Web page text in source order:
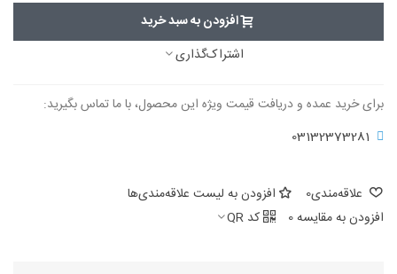
افزودن به سبد خرید
اشتراک‌گذاری
برای خرید عمده و دریافت قیمت ویژه این محصول، با ما تماس بگیرید:
03132373281
علاقه‌مندی0
افزودن به لیست علاقه‌مندی‌ها
افزودن به مقایسه0 کد QR